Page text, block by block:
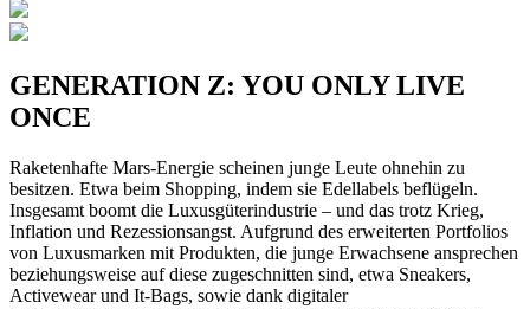
GENERATION Z: YOU ONLY LIVE
ONCE
Raketenhafte Mars-Energie scheinen junge Leute ohnehin zu
besitzen. Etwa beim Shopping, indem sie Edellabels beflügeln.
Insgesamt boomt die Luxusgüterindustrie – und das trotz Krieg,
Inflation und Rezessionsangst. Aufgrund des erweiterten Portfolios
von Luxusmarken mit Produkten, die junge Erwachsene ansprechen
beziehungsweise auf diese zugeschnitten sind, etwa Sneakers,
Activewear und It-Bags, sowie dank digitaler